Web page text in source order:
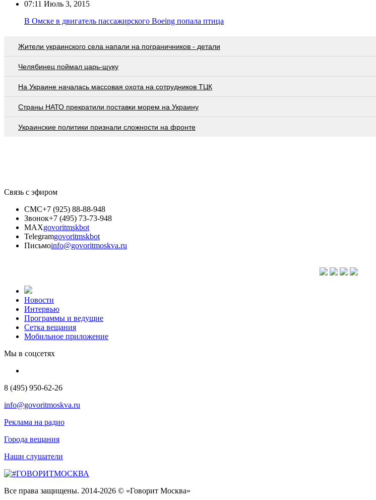
07:11 Июль 3, 2015
В Омске в двигатель пассажирского Boeing попала птица
Жители украинского села напали на пограничников - детали
Челябинец поймал царь-щуку
На Украине началась массовая охота на сотрудников ТЦК
Страны НАТО прекратили поставки морем на Украину
Украинские политики признали сложности на фронте
Связь с эфиром
СМС+7 (925) 88-88-948
Звонок+7 (495) 73-73-948
MAXgovoritmskbot
Telegramgovoritmskbot
Письмоinfo@govoritmoskva.ru
Новости
Интервью
Программы и ведущие
Сетка вещания
Мобильное приложение
Мы в соцсетях
8 (495) 950-62-26
info@govoritmoskva.ru
Реклама на радио
Города вещания
Наши слушатели
Все права защищены. 2014-2026 © «Говорит Москва»